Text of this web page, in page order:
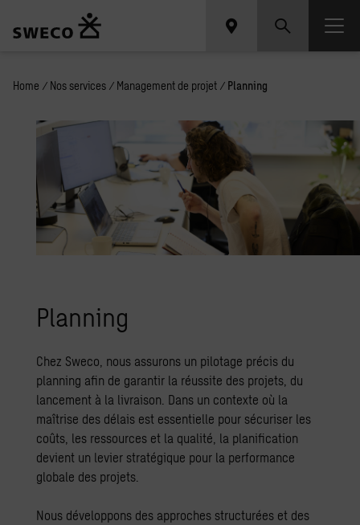
Home / Nos services / Management de projet / Planning
Plan­ning
Chez Sweco, nous assurons un pilotage précis du
planning afin de garantir la réussite des projets, du
lancement à la livraison. Dans un contexte où la
maîtrise des délais est essentielle pour sécuriser les
coûts, les ressources et la qualité, la planification
devient un levier stratégique pour la performance
globale des projets.
Nous développons des approches structurées et des